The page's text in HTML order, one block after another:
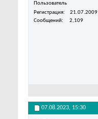
Пользователь
Регистрация
21.07.2009
Сообщений
2,109
07.08.2023, 15:30